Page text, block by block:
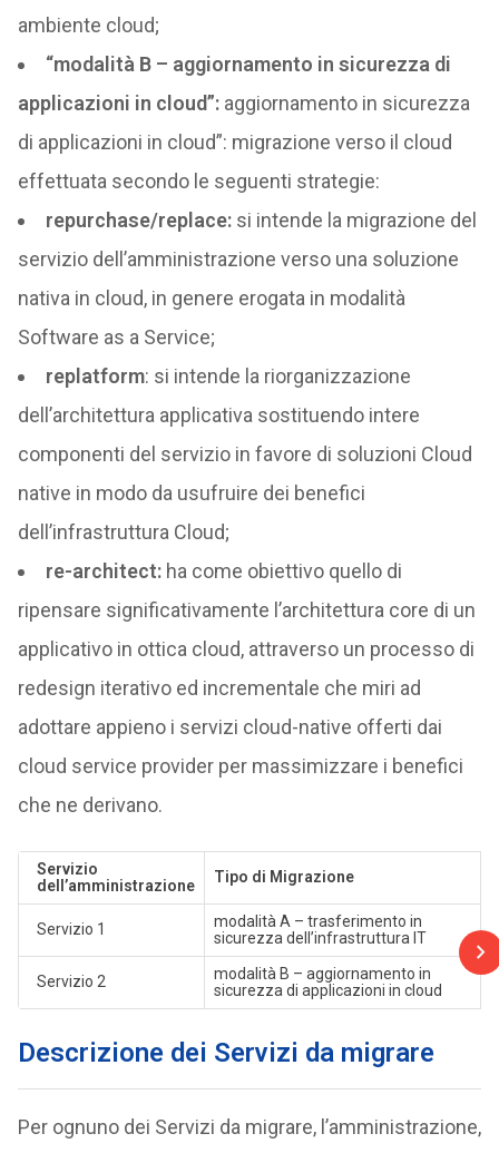
ambiente cloud;
“modalità B – aggiornamento in sicurezza di
applicazioni in cloud”:aggiornamento in sicurezza
di applicazioni in cloud”: migrazione verso il cloud
effettuata secondo le seguenti strategie:
repurchase/replace: si intende la migrazione del
servizio dell’amministrazione verso una soluzione
nativa in cloud, in genere erogata in modalità
Software as a Service;
replatform: si intende la riorganizzazione
dell’architettura applicativa sostituendo intere
componenti del servizio in favore di soluzioni Cloud
native in modo da usufruire dei benefici
dell’infrastruttura Cloud;
re-architect:ha come obiettivo quello di
ripensare significativamente l’architettura core di un
applicativo in ottica cloud, attraverso un processo di
redesign iterativo ed incrementale che miri ad
adottare appieno i servizi cloud-native offerti dai
cloud service provider per massimizzare i benefici
che ne derivano.
Servizio
dell’amministrazione
Tipo di Migrazione
Servizio 1
modalità A – trasferimento in
sicurezza dell’infrastruttura IT
Servizio 2
modalità B – aggiornamento in
sicurezza di applicazioni in cloud
Descrizione dei Servizi da migrare
Per ognuno dei Servizi da migrare, l’amministrazione,